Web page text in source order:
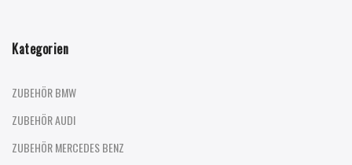
Kategorien
ZUBEHÖR BMW
ZUBEHÖR AUDI
ZUBEHÖR MERCEDES BENZ